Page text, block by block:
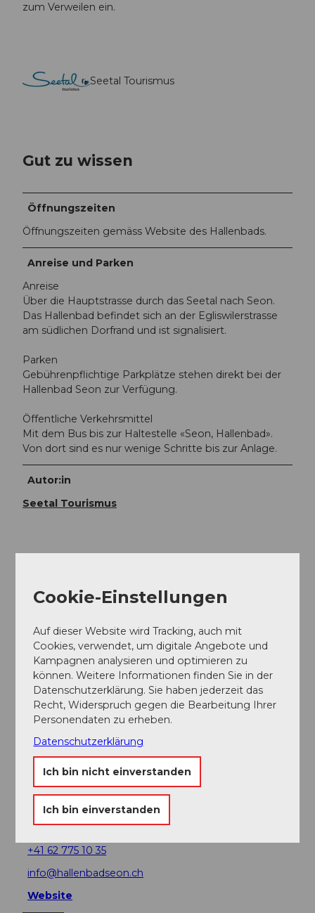
zum Verweilen ein.
Seetal Tourismus
Gut zu wissen
Öffnungszeiten
Öffnungszeiten gemäss Website des Hallenbads.
Anreise und Parken
Anreise
Über die Hauptstrasse durch das Seetal nach Seon.
Das Hallenbad befindet sich an der Egliswilerstrasse
am südlichen Dorfrand und ist signalisiert.
Parken
Gebührenpflichtige Parkplätze stehen direkt bei der
Hallenbad Seon zur Verfügung.
Öffentliche Verkehrsmittel
Mit dem Bus bis zur Haltestelle «Seon, Hallenbad».
Von dort sind es nur wenige Schritte bis zur Anlage.
Autor:in
Seetal Tourismus
In der Nähe
Sehenswertes
Touren
Kontaktdaten
Hallenbad Seon
Egliswilerstrasse 30
+41 62 775 10 35
info@hallenbadseon.ch
Website
Cookie-Einstellungen
Auf dieser Website wird Tracking, auch mit
Cookies, verwendet, um digitale Angebote und
Kampagnen analysieren und optimieren zu
können. Weitere Informationen finden Sie in der
Datenschutzerklärung. Sie haben jederzeit das
Recht, Widerspruch gegen die Bearbeitung Ihrer
Personendaten zu erheben.
Datenschutzerklärung
Ich bin nicht einverstanden
Ich bin einverstanden